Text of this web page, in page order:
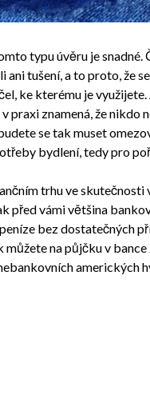
typu úvěru je
ani tušení, a to proto, že
ke kterému je
praxi znamená, že
se tak muset
bydlení, tedy pro
trhu ve
před vámi většina
bez dostatečných
na půjčku v
amerických